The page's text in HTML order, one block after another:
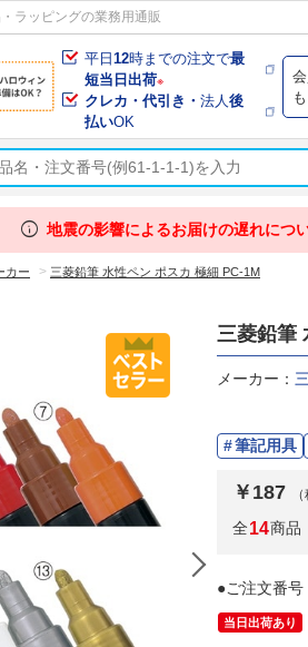
ラッピングの業務用通販
平日12時までの注文で最
短当日出荷※
クレカ・代引き・法人後
払いOK
info 地震の影響によるお届けの遅れにつ
カー > 三菱鉛筆 水性ペン ポスカ 極細 PC-1M
三菱鉛筆
メーカー：
筆記用具
￥187
全14商品
●ご注文番号
当日出荷あり